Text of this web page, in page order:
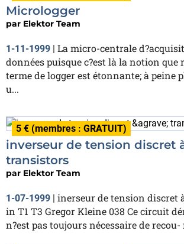
Micrologger
par Elektor Team
1-11-1999 | La micro-centrale
données puisque c?est là la notion que
terme de logger est étonnante; à peine
u...
5 € (membres : GRATUIT)
inverseur de tension discret
transistors
par Elektor Team
1-07-1999
inerseur de tension discret
in T1 T3 Gregor Kleine 038 Ce circuit
n?est pas toujours nécessaire de recou-